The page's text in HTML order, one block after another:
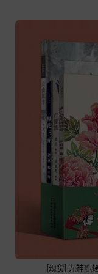
[现货] 九神鹿